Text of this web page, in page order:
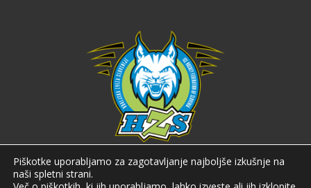
Hokejska zveza Slovenije
Hokejska zveza Slovenije (HZS) je krovna športna organizacija na področju
Piškotke uporabljamo za zagotavljanje najboljše izkušnje na
naši spletni strani.